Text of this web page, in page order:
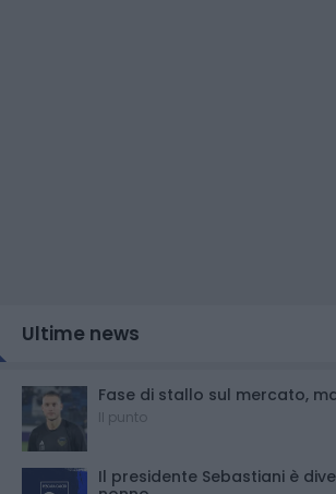
Ultime news
Fase di stallo sul mercato,
Il punto
Il presidente Sebastiani è